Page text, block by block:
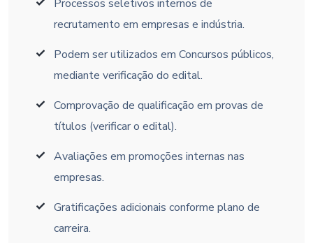
Processos seletivos internos de
recrutamento em empresas e indústria.
Podem ser utilizados em Concursos públicos,
mediante verificação do edital.
Comprovação de qualificação em provas de
títulos (verificar o edital).
Avaliações em promoções internas nas
empresas.
Gratificações adicionais conforme plano de
carreira.